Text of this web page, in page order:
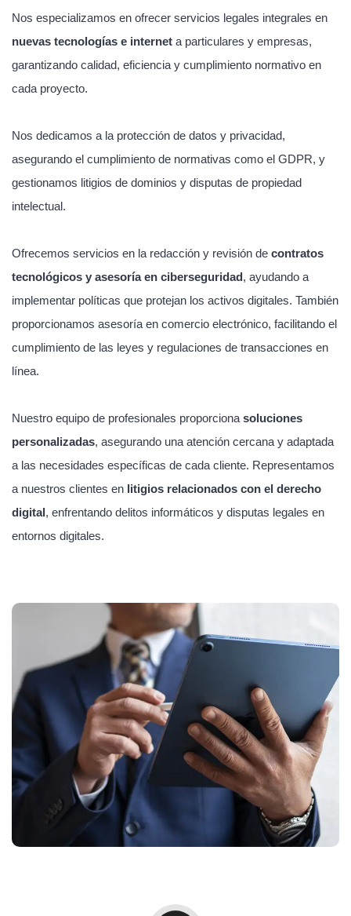
Nos especializamos en ofrecer servicios legales integrales en
nuevas tecnologías e internet a particulares y empresas,
garantizando calidad, eficiencia y cumplimiento normativo en
cada proyecto.
Nos dedicamos a la protección de datos y privacidad,
asegurando el cumplimiento de normativas como el GDPR, y
gestionamos litigios de dominios y disputas de propiedad
intelectual.
Ofrecemos servicios en la redacción y revisión de contratos
tecnológicos y asesoría en ciberseguridad, ayudando a
implementar políticas que protejan los activos digitales. También
proporcionamos asesoría en comercio electrónico, facilitando el
cumplimiento de las leyes y regulaciones de transacciones en
línea.
Nuestro equipo de profesionales proporciona soluciones
personalizadas, asegurando una atención cercana y adaptada
a las necesidades específicas de cada cliente. Representamos
a nuestros clientes en litigios relacionados con el derecho
digital, enfrentando delitos informáticos y disputas legales en
entornos digitales.